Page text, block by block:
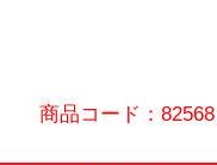
商品コード：82568